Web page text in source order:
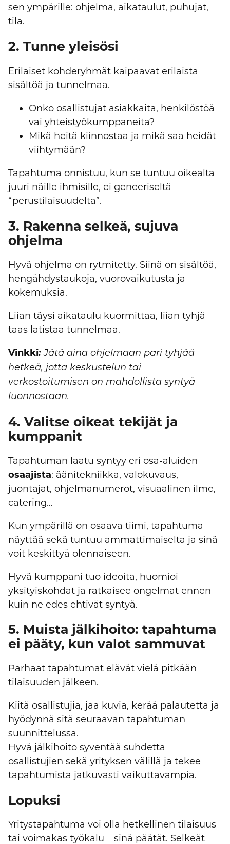
sen ympärille: ohjelma, aikataulut, puhujat,
tila.
2. Tunne yleisösi
Erilaiset kohderyhmät kaipaavat erilaista
sisältöä ja tunnelmaa.
Onko osallistujat asiakkaita, henkilöstöä
vai yhteistyökumppaneita?
Mikä heitä kiinnostaa ja mikä saa heidät
viihtymään?
Tapahtuma onnistuu, kun se tuntuu oikealta
juuri näille ihmisille, ei geneeriseltä
“perustilaisuudelta”.
3. Rakenna selkeä, sujuva
ohjelma
Hyvä ohjelma on rytmitetty. Siinä on sisältöä,
hengähdystaukoja, vuorovaikutusta ja
kokemuksia.
Liian täysi aikataulu kuormittaa, liian tyhjä
taas latistaa tunnelmaa.
Vinkki:Jätä aina ohjelmaan pari tyhjää
hetkeä, jotta keskustelun tai
verkostoitumisen on mahdollista syntyä
luonnostaan.
4. Valitse oikeat tekijät ja
kumppanit
Tapahtuman laatu syntyy eri osa-aluiden
osaajista: äänitekniikka, valokuvaus,
juontajat, ohjelmanumerot, visuaalinen ilme,
catering…
Kun ympärillä on osaava tiimi, tapahtuma
näyttää sekä tuntuu ammattimaiselta ja sinä
voit keskittyä olennaiseen.
Hyvä kumppani tuo ideoita, huomioi
yksityiskohdat ja ratkaisee ongelmat ennen
kuin ne edes ehtivät syntyä.
5. Muista jälkihoito: tapahtuma
ei pääty, kun valot sammuvat
Parhaat tapahtumat elävät vielä pitkään
tilaisuuden jälkeen.
Kiitä osallistujia, jaa kuvia, kerää palautetta ja
hyödynnä sitä seuraavan tapahtuman
suunnittelussa.
Hyvä jälkihoito syventää suhdetta
osallistujien sekä yrityksen välillä ja tekee
tapahtumista jatkuvasti vaikuttavampia.
Lopuksi
Yritystapahtuma voi olla hetkellinen tilaisuus
tai voimakas työkalu – sinä päätät. Selkeät